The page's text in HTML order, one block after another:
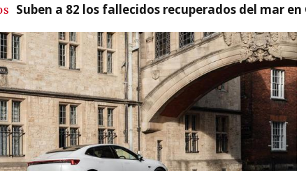
Suben a 82 los fallecidos recuperados del mar